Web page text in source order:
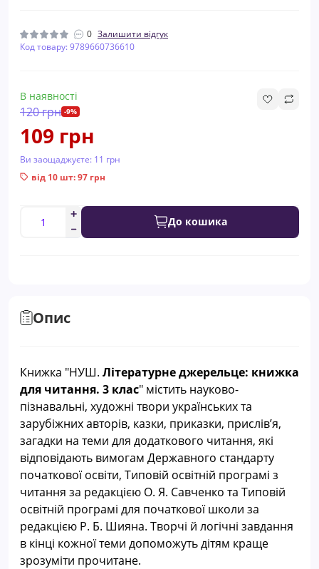
0 Залишити відгук
Код товару: 9789660736610
В наявності
120 грн -9%
109 грн
Ви заощаджуєте: 11 грн
від 10 шт: 97 грн
До кошика
Опис
Книжка "НУШ. Літературне джерельце: книжка
для читання. 3 клас" містить науково-
пізнавальні, художні твори українських та
зарубіжних авторів, казки, приказки, прислів’я,
загадки на теми для додаткового читання, які
відповідають вимогам Державного стандарту
початкової освіти, Типовій освітній програмі з
читання за редакцією О. Я. Савченко та Типовій
освітній програмі для початкової школи за
редакцією Р. Б. Шияна. Творчі й логічні завдання
в кінці кожної теми допоможуть дітям краще
зрозуміти прочитане.